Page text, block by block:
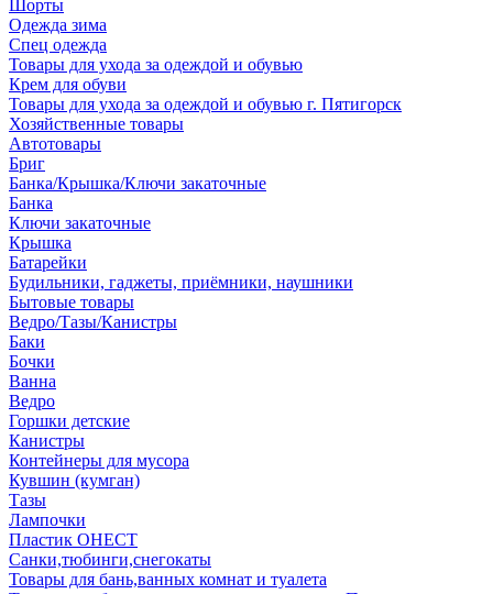
Шорты
Одежда зима
Спец одежда
Товары для ухода за одеждой и обувью
Крем для обуви
Товары для ухода за одеждой и обувью г. Пятигорск
Хозяйственные товары
Автотовары
Бриг
Банка/Крышка/Ключи закаточные
Банка
Ключи закаточные
Крышка
Батарейки
Будильники, гаджеты, приёмники, наушники
Бытовые товары
Ведро/Тазы/Канистры
Баки
Бочки
Ванна
Ведро
Горшки детские
Канистры
Контейнеры для мусора
Кувшин (кумган)
Тазы
Лампочки
Пластик ОНЕСТ
Санки,тюбинги,снегокаты
Товары для бань,ванных комнат и туалета